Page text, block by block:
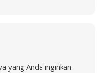
yang Anda inginkan